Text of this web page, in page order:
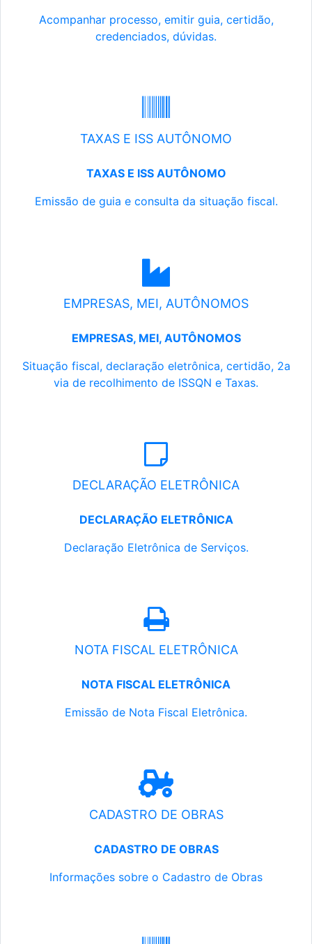
Acompanhar processo, emitir guia, certidão,
credenciados, dúvidas.
TAXAS E ISS AUTÔNOMO
TAXAS E ISS AUTÔNOMO
Emissão de guia e consulta da situação fiscal.
EMPRESAS, MEI, AUTÔNOMOS
EMPRESAS, MEI, AUTÔNOMOS
Situação fiscal, declaração eletrônica, certidão, 2a
via de recolhimento de ISSQN e Taxas.
DECLARAÇÃO ELETRÔNICA
DECLARAÇÃO ELETRÔNICA
Declaração Eletrônica de Serviços.
NOTA FISCAL ELETRÔNICA
NOTA FISCAL ELETRÔNICA
Emissão de Nota Fiscal Eletrônica.
CADASTRO DE OBRAS
CADASTRO DE OBRAS
Informações sobre o Cadastro de Obras